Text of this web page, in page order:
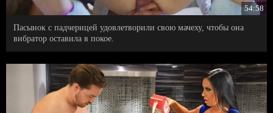
54:58
Пасынок с падчерицей удовлетворили свою мачеху, чтобы она
вибратор оставила в покое.